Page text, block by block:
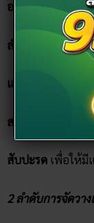
องุ่น เพื่อให้การงา
ลําไย เพื่อให้เกิด
แอปเปิ้ล เพื่อให้
สาลี่ เพื่อให้มีเงิน
สับปะรด เพื่อให้มี
2 ลำดับการจัดวา